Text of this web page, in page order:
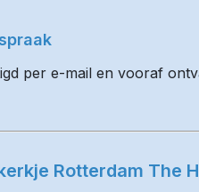
per e-mail en vooraf
Rotterdam The